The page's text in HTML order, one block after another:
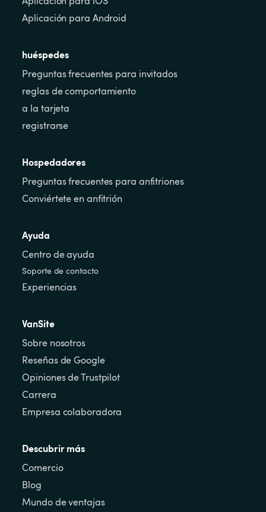
Aplicación para Android
huéspedes
Preguntas frecuentes para invitados
reglas de comportamiento
a la tarjeta
registrarse
Hospedadores
Preguntas frecuentes para anfitriones
Conviértete en anfitrión
Ayuda
Centro de ayuda
Soporte de contacto
Experiencias
VanSite
Sobre nosotros
Reseñas de Google
Opiniones de Trustpilot
Carrera
Empresa colaboradora
Descubrir más
Comercio
Blog
Mundo de ventajas